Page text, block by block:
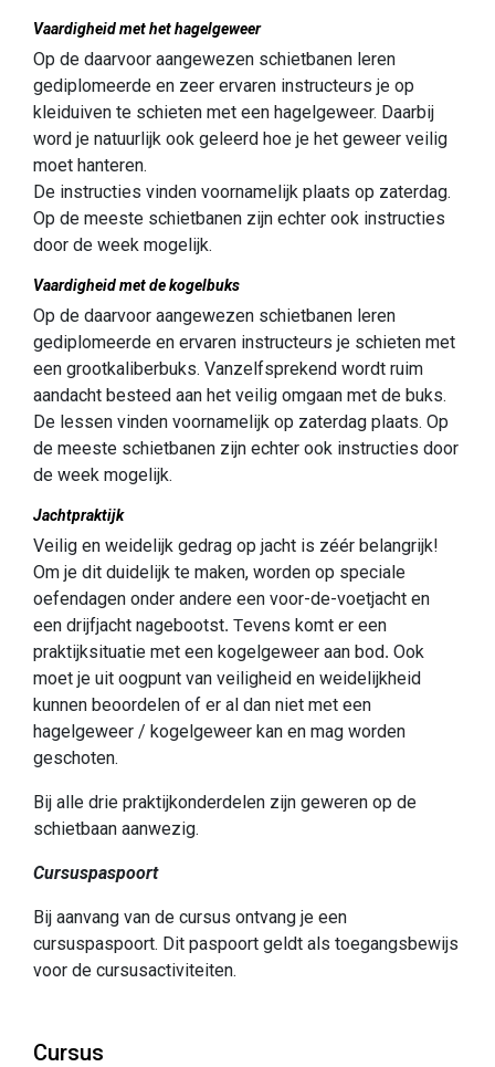
Vaardigheid met het hagelgeweer
Op de daarvoor aangewezen schietbanen leren
gediplomeerde en zeer ervaren instructeurs je op
kleiduiven te schieten met een hagelgeweer. Daarbij
word je natuurlijk ook geleerd hoe je het geweer veilig
moet hanteren.
De instructies vinden voornamelijk plaats op zaterdag.
Op de meeste schietbanen zijn echter ook instructies
door de week mogelijk.
Vaardigheid met de kogelbuks
Op de daarvoor aangewezen schietbanen leren
gediplomeerde en ervaren instructeurs je schieten met
een grootkaliberbuks. Vanzelfsprekend wordt ruim
aandacht besteed aan het veilig omgaan met de buks.
De lessen vinden voornamelijk op zaterdag plaats. Op
de meeste schietbanen zijn echter ook instructies door
de week mogelijk.
Jachtpraktijk
Veilig en weidelijk gedrag op jacht is zéér belangrijk!
Om je dit duidelijk te maken, worden op speciale
oefendagen onder andere een voor-de-voetjacht en
een drijfjacht nagebootst. Tevens komt er een
praktijksituatie met een kogelgeweer aan bod. Ook
moet je uit oogpunt van veiligheid en weidelijkheid
kunnen beoordelen of er al dan niet met een
hagelgeweer / kogelgeweer kan en mag worden
geschoten.
Bij alle drie praktijkonderdelen zijn geweren op de
schietbaan aanwezig.
Cursuspaspoort
Bij aanvang van de cursus ontvang je een
cursuspaspoort. Dit paspoort geldt als toegangsbewijs
voor de cursusactiviteiten.
Cursus